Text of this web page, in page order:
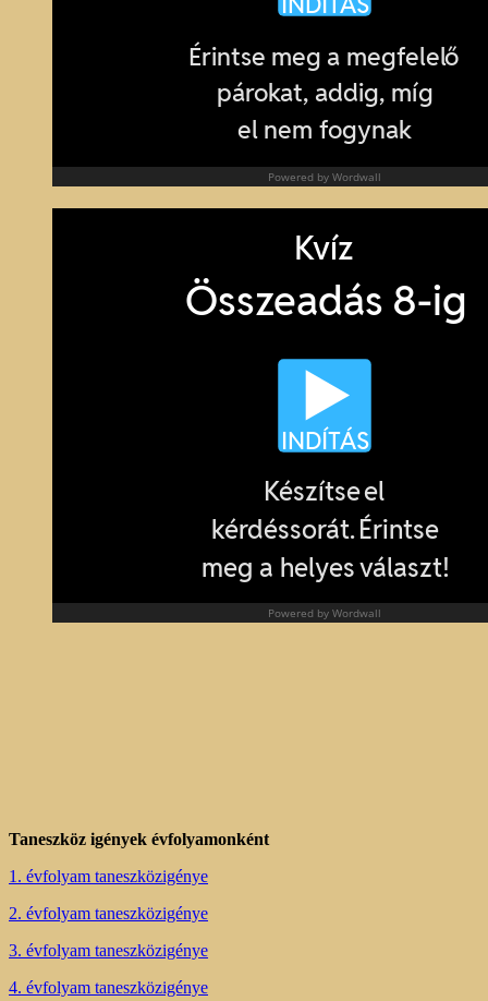
Taneszköz igények évfolyamonként
1. évfolyam taneszközigénye
2. évfolyam taneszközigénye
3. évfolyam taneszközigénye
4. évfolyam taneszközigénye